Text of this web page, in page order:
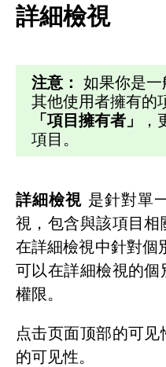
詳細檢視
注意： 如果你是
其他使用者擁有的
「項目擁有者」
項目。
詳細檢視 是針對單
視，包含與該項目
在詳細檢視中針對個
可以在詳細檢視的
權限。
点击页面顶部的可
的可见性。